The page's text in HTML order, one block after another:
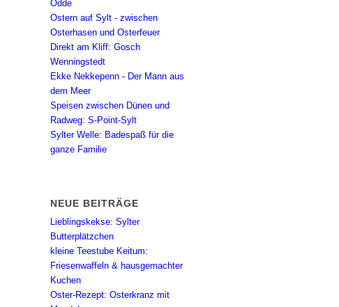
Odde
Ostern auf Sylt - zwischen
Osterhasen und Osterfeuer
Direkt am Kliff: Gosch
Wenningstedt
Ekke Nekkepenn - Der Mann aus
dem Meer
Speisen zwischen Dünen und
Radweg: S-Point-Sylt
Sylter Welle: Badespaß für die
ganze Familie
NEUE BEITRÄGE
Lieblingskekse: Sylter
Butterplätzchen
kleine Teestube Keitum:
Friesenwaffeln & hausgemachter
Kuchen
Oster-Rezept: Osterkranz mit